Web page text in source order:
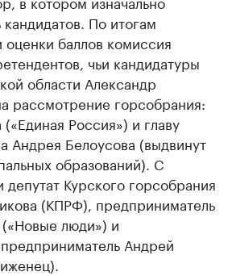
кандидатов. По итогам
баллов комиссия
чьи кандидатуры
области Александр
рассмотрение горсобрания:
Россия») и главу
Андрея Белоусова (выдвинут
образований). С
Курского горсобрания
(КПРФ), предприниматель
люди») и
Андрей